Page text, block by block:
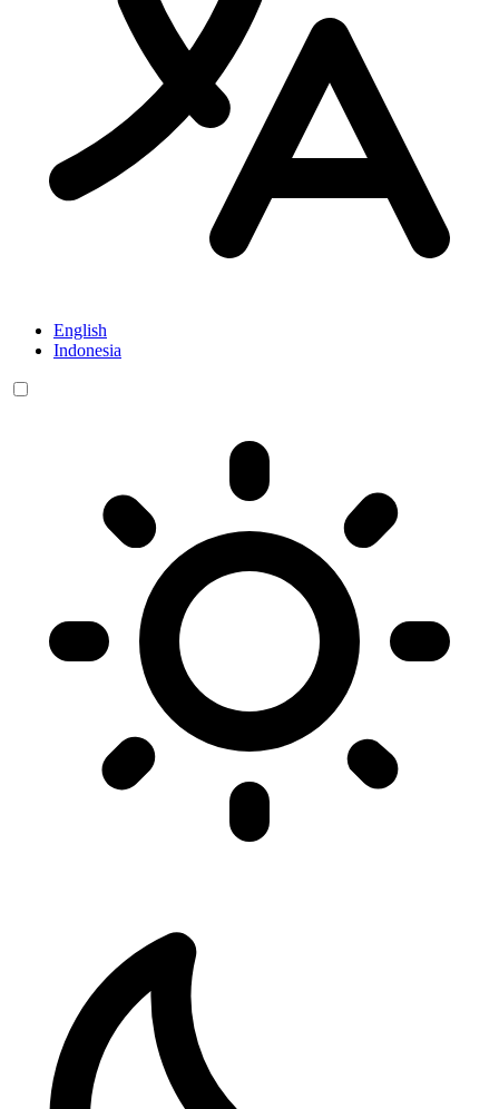
English
Indonesia